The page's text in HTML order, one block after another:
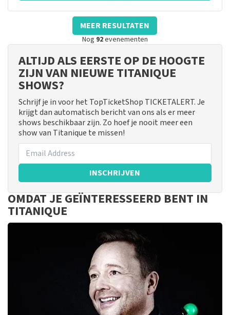
MEER RESULTATEN
Nog 92evenementen
ALTIJD ALS EERSTE OP DE HOOGTE
ZIJN VAN NIEUWE TITANIQUE
SHOWS?
Schrijf je in voor het TopTicketShop TICKETALERT. Je
krijgt dan automatisch bericht van ons als er meer
shows beschikbaar zijn. Zo hoef je nooit meer een
show van Titanique te missen!
INSCHRIJVEN
OMDAT JE GEÏNTERESSEERD BENT IN
TITANIQUE